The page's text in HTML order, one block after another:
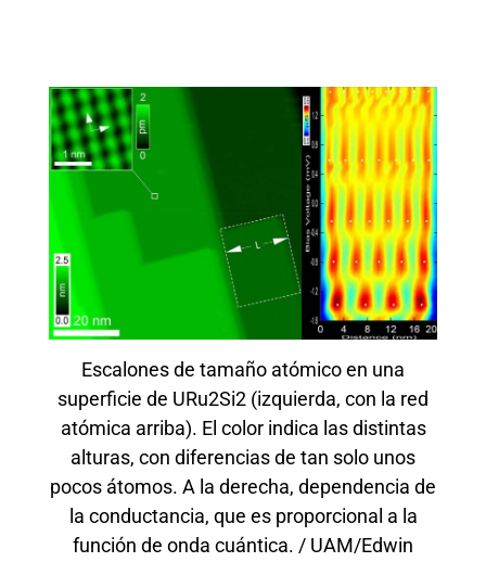
Escalones de tamaño atómico en una
superficie de URu2Si2 (izquierda, con la red
atómica arriba). El color indica las distintas
alturas, con diferencias de tan solo unos
pocos átomos. A la derecha, dependencia de
la conductancia, que es proporcional a la
función de onda cuántica. / UAM/Edwin